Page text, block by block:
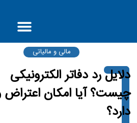
مالی و مالیاتی
دلایل رد دفاتر الکترونیکی
چیست؟ آیا امکان
دارد؟